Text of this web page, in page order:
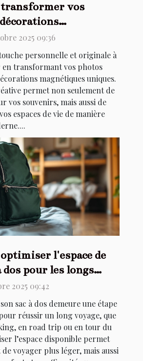
vos
uniques ?
2025 09:36
personnelle et originale à
transformant vos photos
magnétiques uniques.
permet non seulement de
vos souvenirs, mais aussi de
espaces de vie de manière
l'espace de
dos pour les longs
2025 09:42
sac à dos demeure une étape
réussir un long voyage, que
en road trip ou en tour du
l’espace disponible permet
voyager plus léger, mais aussi